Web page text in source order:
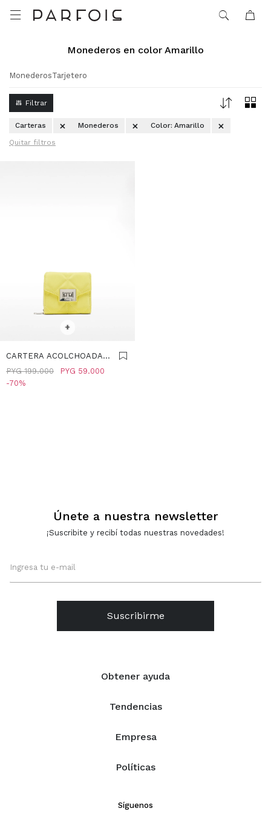

Monederos en color Amarillo
MonederosTarjetero
Carteras Monederos Color: Amarillo
Quitar filtros
+
CARTERA ACOLCHOADA
CON TEXTURA SUAVE -
AMARILLO
PYG 59.000
PYG 199.000
70
Obtener ayuda
Tendencias
Empresa
Políticas
Únete a nuestra newsletter
¡Suscribite y recibí todas nuestras novedades!
Suscribirme
Síguenos